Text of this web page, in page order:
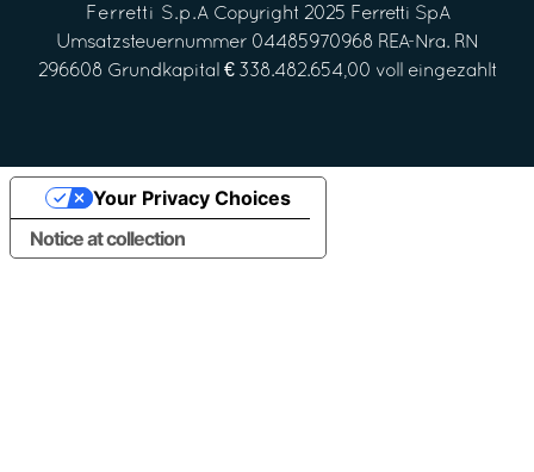
Ferretti S.p.ACopyright 2025 Ferretti SpA
Umsatzsteuernummer 04485970968 REA-Nra. RN
296608 Grundkapital € 338.482.654,00 voll eingezahlt
Notice at collection
Your Privacy Choices